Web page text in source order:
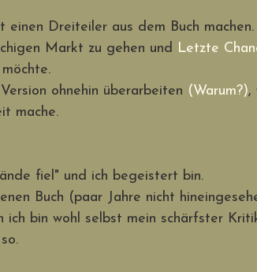
Dreiteiler aus dem Buch machen.
Markt zu gehen und Letzte
ohnehin überarbeiten (Warum?),
mache.
fiel" und ich begeistert bin.
Buch (paar Jahre nicht
bin wohl selbst mein schärfster